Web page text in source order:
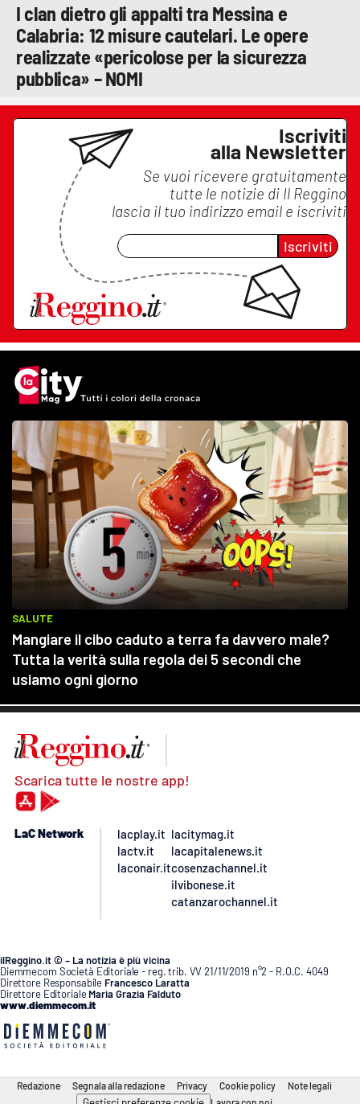
I clan dietro gli appalti tra Messina e
Calabria: 12 misure cautelari. Le opere
realizzate «pericolose per la sicurezza
pubblica» – NOMI
Iscriviti
alla Newsletter
Se vuoi ricevere gratuitamente
tutte le notizie di Il Reggino
lascia il tuo indirizzo email e iscriviti
Iscriviti
Scarica tutte le nostre app!
LaC Network
lacplay.it
lactv.it
laconair.it
lacitymag.it
lacapitalenews.it
cosenzachannel.it
ilvibonese.it
catanzarochannel.it
ilReggino.it © – La notizia è più vicina
Diemmecom Società Editoriale - reg. trib. VV 21/11/2019 n°2 - R.O.C. 4049
Direttore Responsabile Francesco Laratta
Direttore Editoriale Maria Grazia Falduto
www.diemmecom.it
Redazione Segnala alla redazione Privacy Cookie policy Note legali